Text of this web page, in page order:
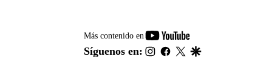
Más contenido en
youtube-
footer
Síguenos en: instagram
facebook
twitter